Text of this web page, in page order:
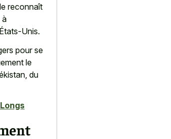
reconnaît
à
Unis.
pour se
le
du